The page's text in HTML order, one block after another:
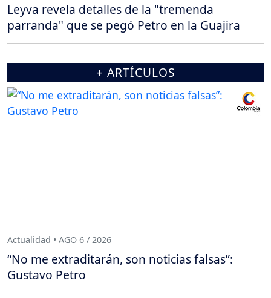
Leyva revela detalles de la "tremenda
parranda" que se pegó Petro en la Guajira
+ ARTÍCULOS
Actualidad • AGO 6 / 2026
“No me extraditarán, son noticias falsas”:
Gustavo Petro